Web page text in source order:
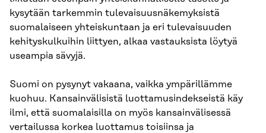
kysytään tarkemmin tulevaisuusnäkemyksistä
suomalaiseen yhteiskuntaan ja eri tulevaisuuden
kehityskulkuihin liittyen, alkaa vastauksista löytyä
useampia sävyjä.
Suomi on pysynyt vakaana, vaikka ympärillämme
kuohuu. Kansainvälisistä luottamusindekseistä käy
ilmi, että suomalaisilla on myös kansainvälisessä
vertailussa korkea luottamus toisiinsa ja